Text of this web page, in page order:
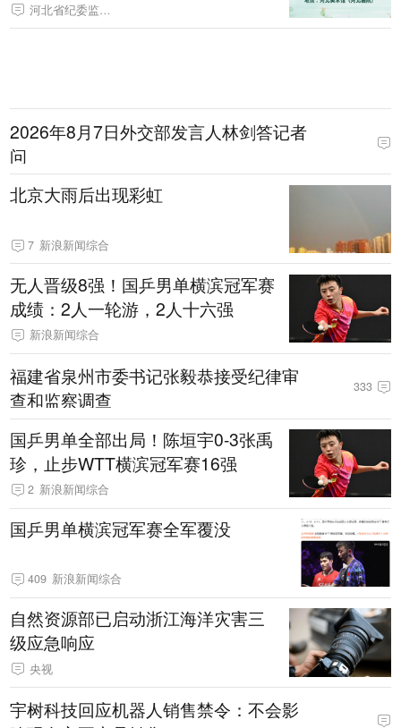
河北省纪委监委网站
2026年8月7日外交部发言人林剑答记者
问
北京大雨后出现彩虹
7 新浪新闻综合
无人晋级8强！国乒男单横滨冠军赛
成绩：2人一轮游，2人十六强
新浪新闻综合
福建省泉州市委书记张毅恭接受纪律审
查和监察调查
333
国乒男单全部出局！陈垣宇0-3张禹
珍，止步WTT横滨冠军赛16强
2 新浪新闻综合
国乒男单横滨冠军赛全军覆没
409 新浪新闻综合
自然资源部已启动浙江海洋灾害三
级应急响应
央视
宇树科技回应机器人销售禁令：不会影